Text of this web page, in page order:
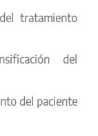
tratamiento
del
del paciente